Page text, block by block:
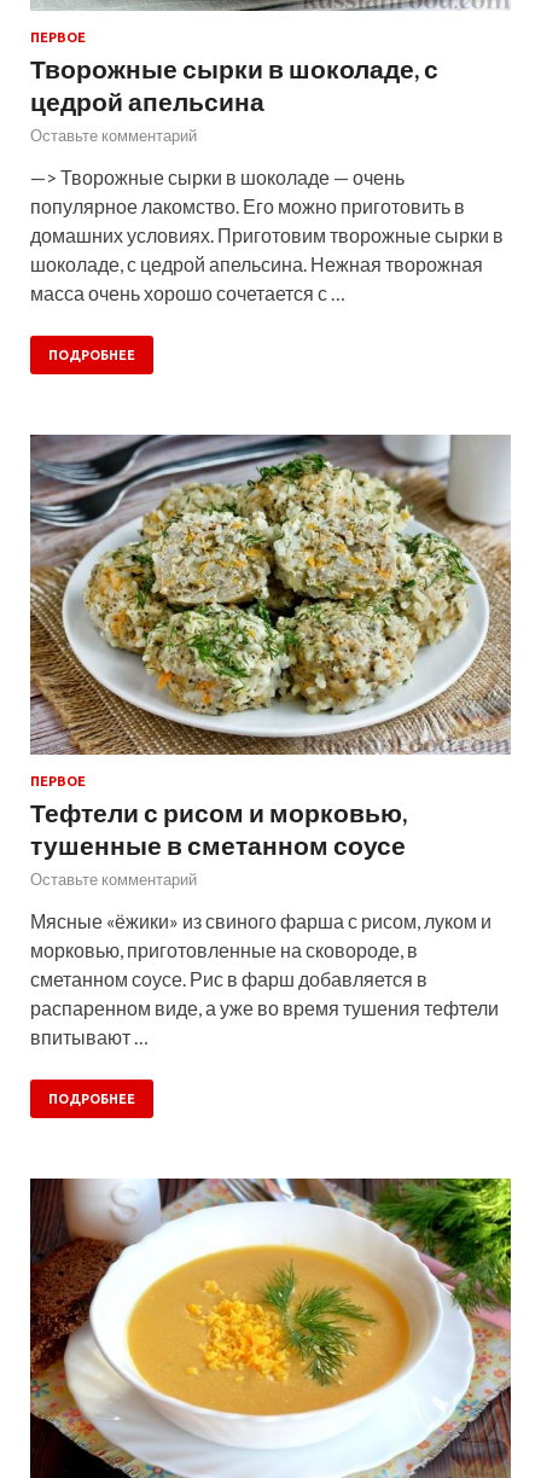
ПЕРВОЕ
Творожные сырки в шоколаде, с
цедрой апельсина
Оставьте комментарий
—> Творожные сырки в шоколаде — очень
популярное лакомство. Его можно приготовить в
домашних условиях. Приготовим творожные сырки в
шоколаде, с цедрой апельсина. Нежная творожная
масса очень хорошо сочетается с …
ПОДРОБНЕЕ
ПЕРВОЕ
Тефтели с рисом и морковью,
тушенные в сметанном соусе
Оставьте комментарий
Мясные «ёжики» из свиного фарша с рисом, луком и
морковью, приготовленные на сковороде, в
сметанном соусе. Рис в фарш добавляется в
распаренном виде, а уже во время тушения тефтели
впитывают …
ПОДРОБНЕЕ